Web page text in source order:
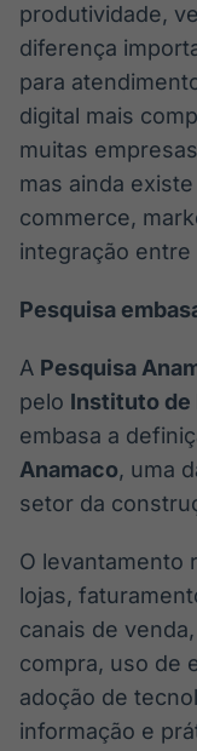
produtividade,
diferença
para
digital mais
muitas
mas ainda
commerce,
integração entre
Pesquisa
A Pesquisa
pelo Instituto de
embasa a
Anamaco, uma
setor da
O levantamento
lojas,
canais de
compra, uso de
adoção de
informação e